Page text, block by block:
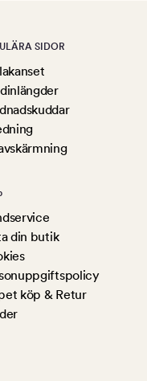
SIDOR
din butik
köp & Retur